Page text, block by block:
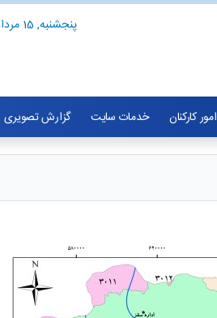
پنجشنبه, 15 مرداد 1405
امور کارکنان خدمات سایت گزارش تصویری